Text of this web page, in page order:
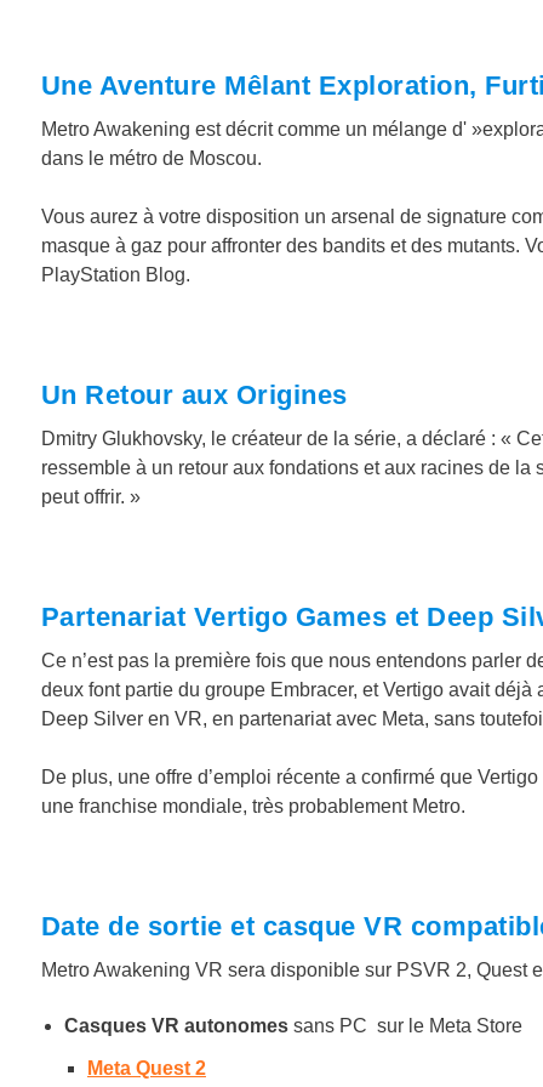
Une Aventure Mêlant Exploration,
Metro Awakening est décrit comme un mélange d'
dans le métro de Moscou.
Vous aurez à votre disposition un arsenal de signature
masque à gaz pour affronter des bandits et des mutants.
PlayStation Blog.
Un Retour aux Origines
Dmitry Glukhovsky, le créateur de la série, a déclaré : «
ressemble à un retour aux fondations et aux racines de
peut offrir. »
Partenariat Vertigo Games et Deep
Ce n’est pas la première fois que nous entendons parler
deux font partie du groupe Embracer, et Vertigo avait
Deep Silver en VR, en partenariat avec Meta, sans
De plus, une offre d’emploi récente a confirmé que
une franchise mondiale, très probablement Metro.
Date de sortie et casque VR
Metro Awakening VR sera disponible sur PSVR 2, Quest
Casques VR autonomessans PC sur le Meta Store
Meta Quest 2